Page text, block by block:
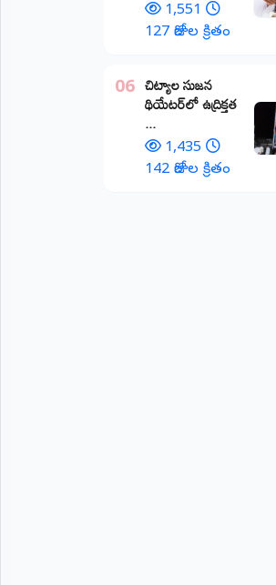
1,551
127 రోజుల క్రితం
06 చిట్యాల సుజన
థియేటర్‌లో ఉద్రిక్తత
...
1,435
142 రోజుల క్రితం